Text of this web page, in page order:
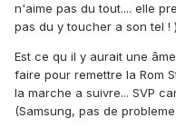
n'aime pas du tout.... elle
pas du y toucher a son tel ! )
Est ce qu il y aurait une
faire pour remettre la Rom
la marche a suivre... SVP
(Samsung, pas de